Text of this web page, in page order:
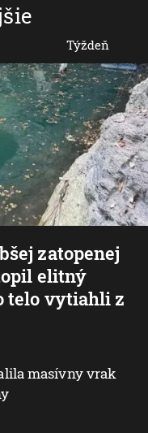
zatopenej
elitný
telo vytiahli z
masívny vrak
Týždeň